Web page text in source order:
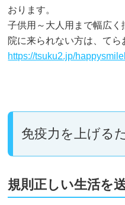
おります。
子供用～大人用まで幅広く
院に来られない方は、てら
https://tsuku2.jp/
免疫力を上げる
規則正しい生活を